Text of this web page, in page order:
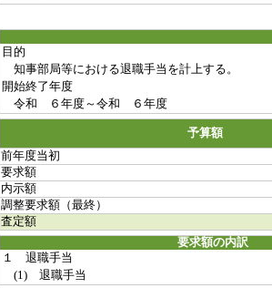
目的
知事部局等における退職手当を計上する。
開始終了年度
令和 ６年度～令和 ６年度
予算額
前年度当初
要求額
内示額
調整要求額（最終）
査定額
要求額の内訳
１ 退職手当
(1) 退職手当